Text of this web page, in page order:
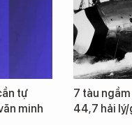
tự
minh
7 tàu
44,7 hải lý/